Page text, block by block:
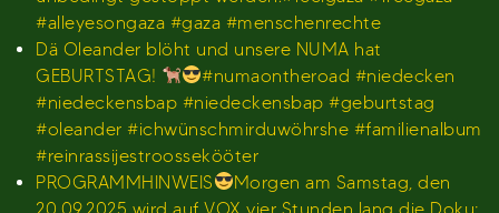
#alleyesongaza #gaza #menschenrechte
Dä Oleander blöht und unsere NUMA hat
GEBURTSTAG!
#numaontheroad #niedecken
#niedeckensbap #niedeckensbap #geburtstag
#oleander #ichwünschmirduwöhrshe #familienalbum
#reinrassijestroossekööter
PROGRAMMHINWEIS
Morgen am Samstag, den